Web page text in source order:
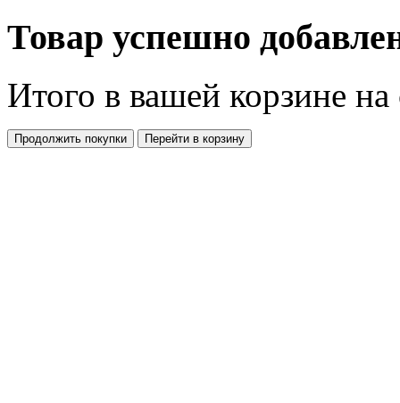
Товар успешно
Итого в вашей корзине
Продолжить покупки Перейти в корзину